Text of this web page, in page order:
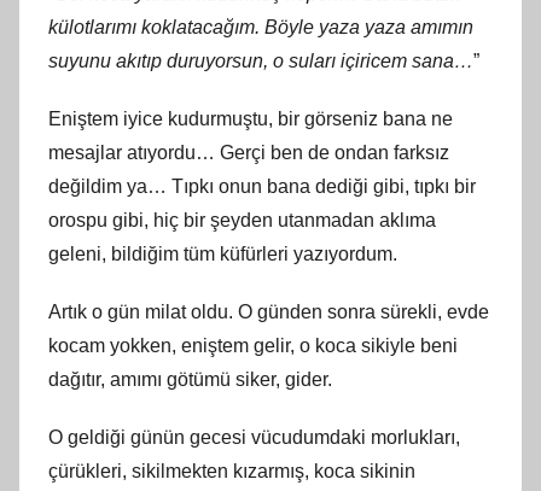
külotlarımı koklatacağım. Böyle yaza yaza amımın
suyunu akıtıp duruyorsun, o suları içiricem sana…”
Eniştem iyice kudurmuştu, bir görseniz bana ne
mesajlar atıyordu… Gerçi ben de ondan farksız
değildim ya… Tıpkı onun bana dediği gibi, tıpkı bir
orospu gibi, hiç bir şeyden utanmadan aklıma
geleni, bildiğim tüm küfürleri yazıyordum.
Artık o gün milat oldu. O günden sonra sürekli, evde
kocam yokken, eniştem gelir, o koca sikiyle beni
dağıtır, amımı götümü siker, gider.
O geldiği günün gecesi vücudumdaki morlukları,
çürükleri, sikilmekten kızarmış, koca sikinin